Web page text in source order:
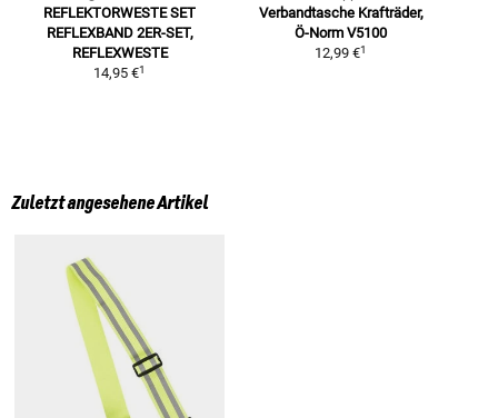
REFLEKTORWESTE SET
REFLEXBAND 2ER-SET,
REFLEXWESTE
14,95 €1
Verbandtasche Krafträder,
Ö-Norm V5100
12,99 €1
Zuletzt angesehene Artikel